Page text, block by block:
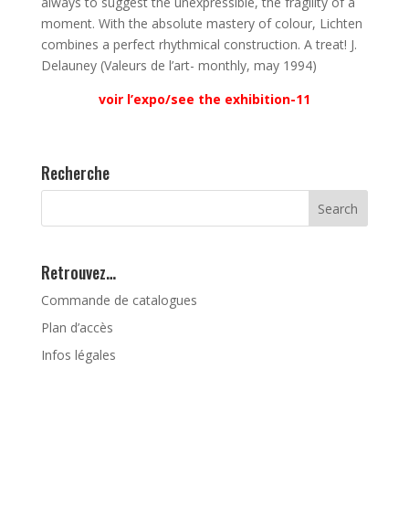
moment. With the absolute mastery of colour, Lichten
combines a perfect rhythmical construction. A treat! J.
Delauney (Valeurs de l’art- monthly, may 1994)
voir l’expo/see the exhibition-11
Recherche
Retrouvez…
Commande de catalogues
Plan d’accès
Infos légales